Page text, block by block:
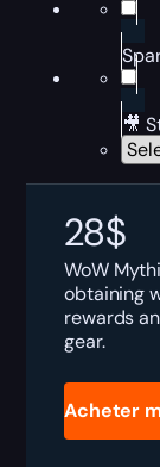
🎥
28$
WoW
obtaining
rewards
gear.
Acheter